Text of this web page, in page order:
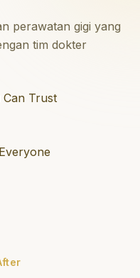
perawatan gigi yang
tim dokter
Trust